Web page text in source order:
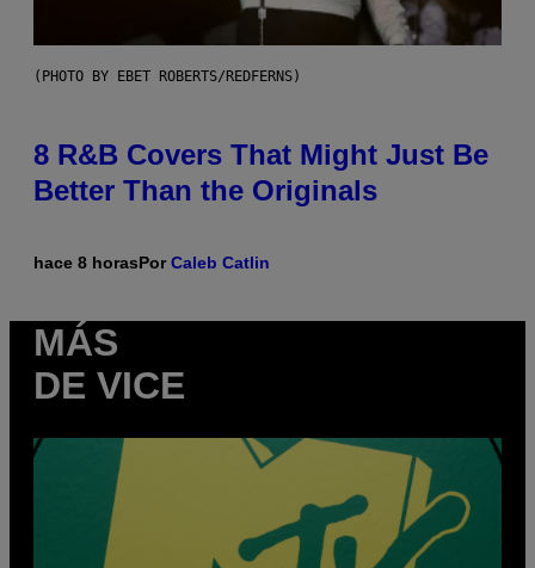
(PHOTO BY EBET ROBERTS/REDFERNS)
8 R&B Covers That Might Just Be
Better Than the Originals
hace 8 horasPorCaleb Catlin
MÁS
DE VICE